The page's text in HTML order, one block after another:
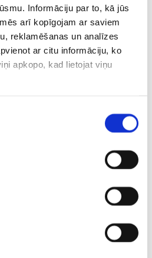
Informāciju par to, kā jūs
arī kopīgojam ar saviem
reklamēšanas un analīzes
ar citu informāciju, ko
apkopo, kad lietojat viņu
“Spurs” noslēdza divu gadu
Rūdiju Geju.
sasniedza Rietumu
“Šāva